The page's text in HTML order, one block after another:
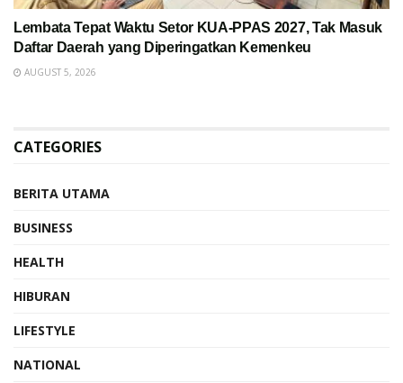
Lembata Tepat Waktu Setor KUA-PPAS 2027, Tak Masuk
Daftar Daerah yang Diperingatkan Kemenkeu
AUGUST 5, 2026
CATEGORIES
BERITA UTAMA
BUSINESS
HEALTH
HIBURAN
LIFESTYLE
NATIONAL